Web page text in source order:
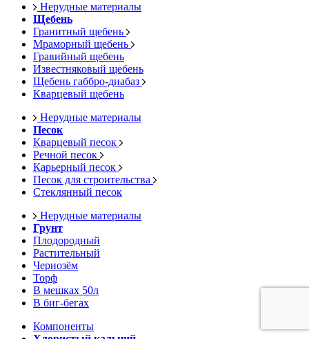
Нерудные материалы
Щебень
Гранитный щебень
Мраморный щебень
Гравийный щебень
Известняковый щебень
Щебень габбро-диабаз
Кварцевый щебень
Нерудные материалы
Песок
Кварцевый песок
Речной песок
Карьерный песок
Песок для строительства
Стеклянный песок
Нерудные материалы
Грунт
Плодородный
Растительный
Чернозём
Торф
В мешках 50л
В биг-бегах
Компоненты